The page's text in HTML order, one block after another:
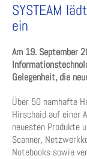
SYSTEAM
ein
Am 19. September
Gelegenheit, die
Über 50 namhafte
Hirschaid auf einer
neuesten Produkte
Scanner,
Notebooks sowie